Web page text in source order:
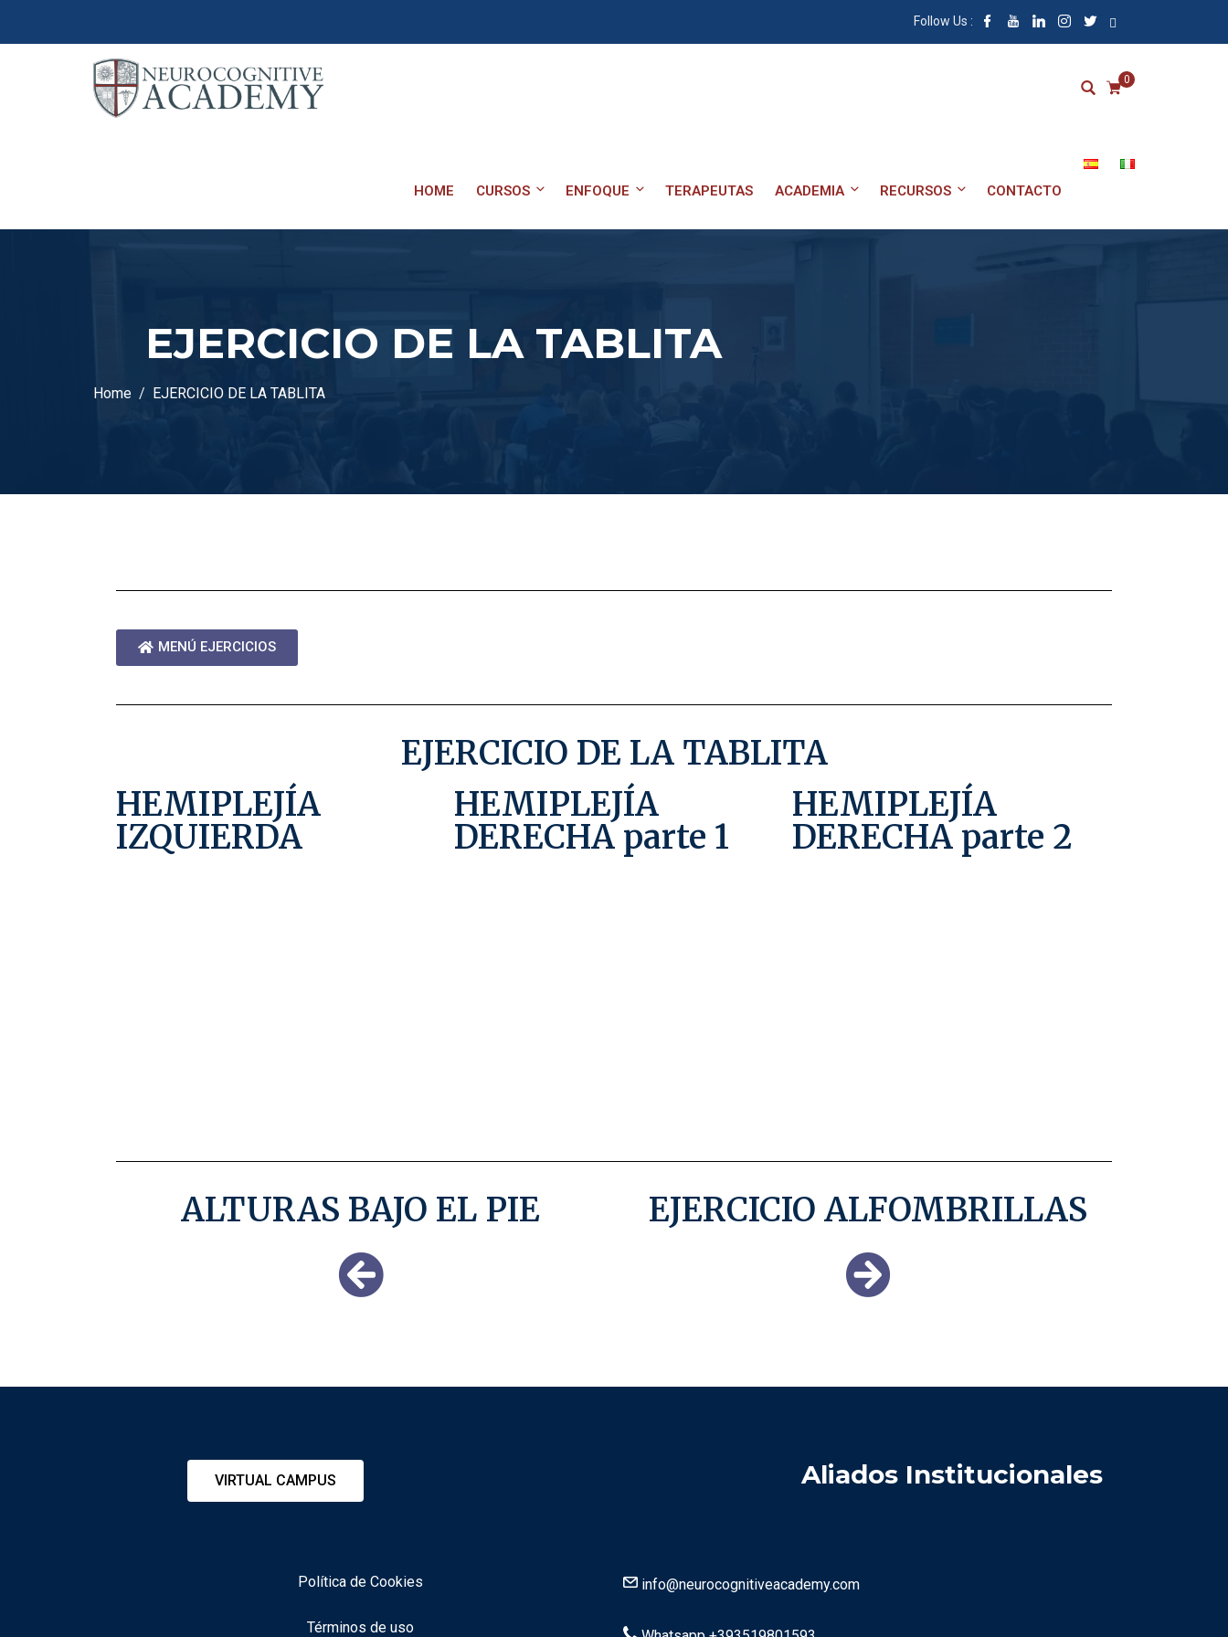
Follow Us :
0
HOME CURSOS ENFOQUE TERAPEUTAS ACADEMIA RECURSOS CONTACTO
EJERCICIO DE LA TABLITA
Home EJERCICIO DE LA TABLITA
MENÚ EJERCICIOS
EJERCICIO DE LA TABLITA
HEMIPLEJÍA
IZQUIERDA
HEMIPLEJÍA
DERECHA parte 1
HEMIPLEJÍA
DERECHA parte 2
ALTURAS BAJO EL PIE EJERCICIO ALFOMBRILLAS
VIRTUAL CAMPUS Aliados Institucionales
Política de Cookies
Términos de uso
info@neurocognitiveacademy.com